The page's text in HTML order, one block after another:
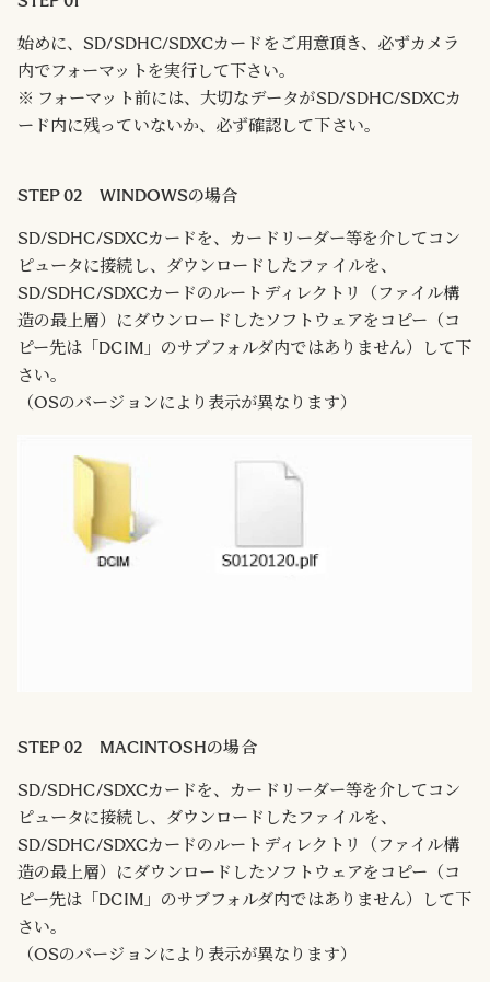
始めに、SD/SDHC/SDXCカードをご用意頂き、必ずカメラ
内でフォーマットを実行して下さい。
※ フォーマット前には、大切なデータがSD/SDHC/SDXCカ
ード内に残っていないか、必ず確認して下さい。
STEP 02 WINDOWSの場合
SD/SDHC/SDXCカードを、カードリーダー等を介してコン
ピュータに接続し、ダウンロードしたファイルを、
SD/SDHC/SDXCカードのルートディレクトリ（ファイル構
造の最上層）にダウンロードしたソフトウェアをコピー（コ
ピー先は「DCIM」のサブフォルダ内ではありません）して下
さい。
（OSのバージョンにより表示が異なります）
STEP 02 MACINTOSHの場合
SD/SDHC/SDXCカードを、カードリーダー等を介してコン
ピュータに接続し、ダウンロードしたファイルを、
SD/SDHC/SDXCカードのルートディレクトリ（ファイル構
造の最上層）にダウンロードしたソフトウェアをコピー（コ
ピー先は「DCIM」のサブフォルダ内ではありません）して下
さい。
（OSのバージョンにより表示が異なります）